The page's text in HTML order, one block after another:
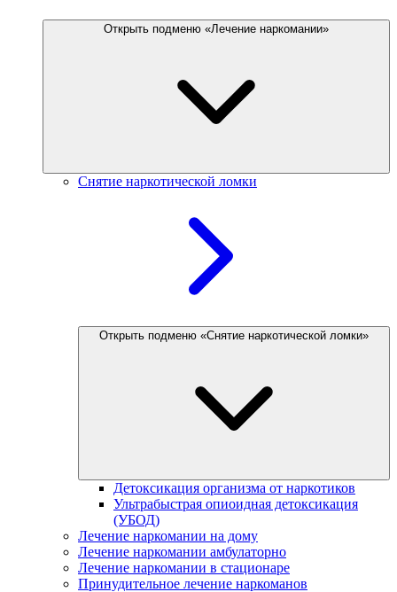
Открыть подменю «Лечение наркомании»
Снятие наркотической ломки
Открыть подменю «Снятие наркотической ломки»
Детоксикация организма от наркотиков
Ультрабыстрая опиоидная детоксикация
(УБОД)
Лечение наркомании на дому
Лечение наркомании амбулаторно
Лечение наркомании в стационаре
Принудительное лечение наркоманов